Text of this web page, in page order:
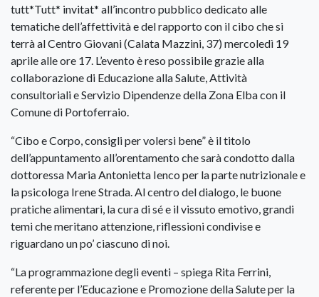
tutt*Tutt* invitat* all’incontro pubblico dedicato alle
tematiche dell’affettività e del rapporto con il cibo che si
terrà al Centro Giovani (Calata Mazzini, 37) mercoledì 19
aprile alle ore 17. L’evento è reso possibile grazie alla
collaborazione di Educazione alla Salute, Attività
consultoriali e Servizio Dipendenze della Zona Elba con il
Comune di Portoferraio.
“Cibo e Corpo, consigli per volersi bene” è il titolo
dell’appuntamento all’orentamento che sarà condotto dalla
dottoressa Maria Antonietta Ienco per la parte nutrizionale e
la psicologa Irene Strada. Al centro del dialogo, le buone
pratiche alimentari, la cura di sé e il vissuto emotivo, grandi
temi che meritano attenzione, riflessioni condivise e
riguardano un po’ ciascuno di noi.
“La programmazione degli eventi – spiega Rita Ferrini,
referente per l’Educazione e Promozione della Salute per la